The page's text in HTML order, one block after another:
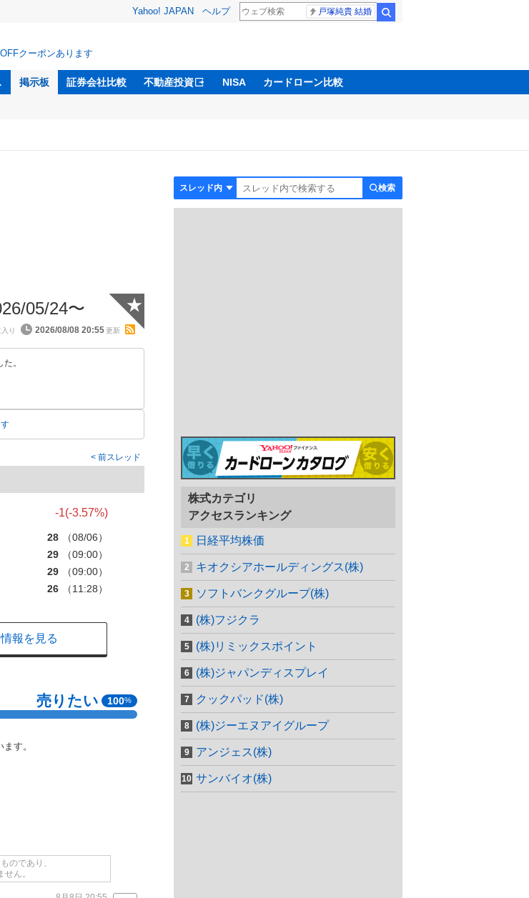
Yahoo! JAPAN ヘルプ 戸塚純貴 結婚
OFFクーポンあります
掲示板 証券会社比較 不動産投資 NISA カードローン比較
検索
05/24〜
2026/08/08 20:55
★
。
前スレッド
-1(-3.57%)
28
（08/06）
29
（09:00）
29
（09:00）
26 （11:28）
報を見る
売りたい 100%
す。
のであり、
ん。
株式カテゴリ
アクセスランキング
日経平均株価
キオクシアホールディングス(株)
ソフトバンクグループ(株)
(株)フジクラ
(株)リミックスポイント
(株)ジャパンディスプレイ
クックパッド(株)
(株)ジーエヌアイグループ
アンジェス(株)
サンバイオ(株)